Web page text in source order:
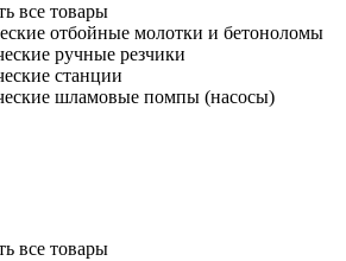
все товары
отбойные молотки и бетоноломы
ручные резчики
станции
шламовые помпы (насосы)
все товары